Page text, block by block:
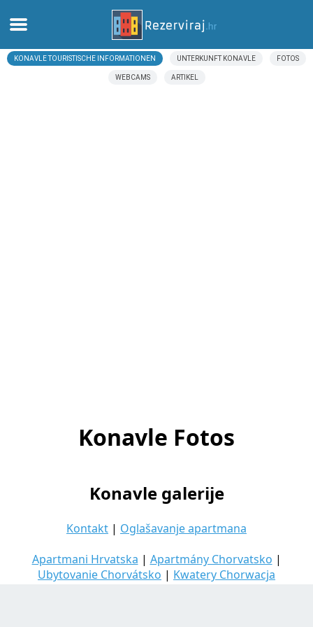
Zuhause
KONAVLE TOURISTISCHE INFORMATIONEN UNTERKUNFT KONAVLE FOTOS
WEBCAMS ARTIKEL
Konavle Fotos
Konavle galerije
Kontakt | Oglašavanje apartmana
Apartmani Hrvatska | Apartmány Chorvatsko |
Ubytovanie Chorvátsko | Kwatery Chorwacja